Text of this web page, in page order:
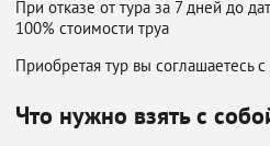
При отказе от тура за 7 дней до
100% стоимости труа
Приобретая тур вы соглашаетесь
Что нужно взять с